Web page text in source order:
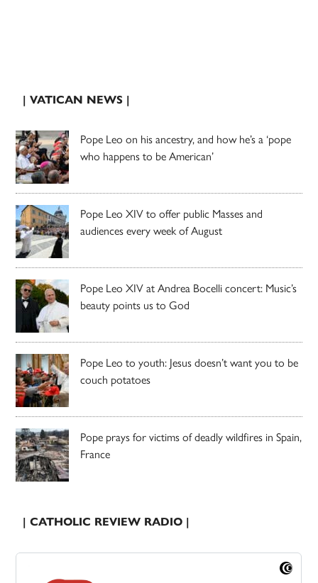
| VATICAN NEWS |
Pope Leo on his ancestry, and how he’s a ‘pope
who happens to be American’
Pope Leo XIV to offer public Masses and
audiences every week of August
Pope Leo XIV at Andrea Bocelli concert: Music’s
beauty points us to God
Pope Leo to youth: Jesus doesn’t want you to be
couch potatoes
Pope prays for victims of deadly wildfires in Spain,
France
| CATHOLIC REVIEW RADIO |